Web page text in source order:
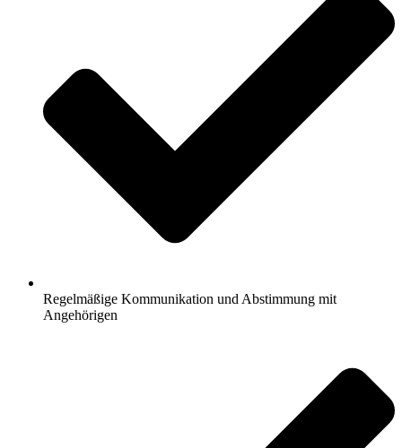
Regelmäßige Kommunikation und Abstimmung mit
Angehörigen